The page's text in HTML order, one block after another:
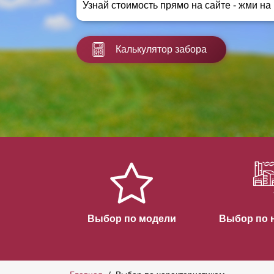
Заборы для дачи
Заборы и ограждения для школ
Забор на участок 10 соток
Узнай стоимость прямо на сайте - жми на
Калькулятор забора
Выбор по модели Выбор по